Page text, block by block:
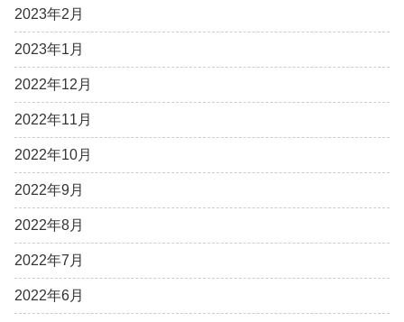
2023年2月
2023年1月
2022年12月
2022年11月
2022年10月
2022年9月
2022年8月
2022年7月
2022年6月